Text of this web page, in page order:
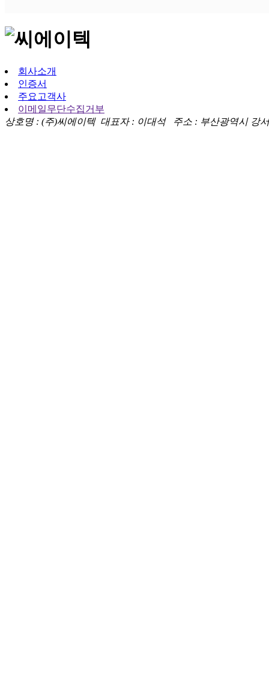
회사소개
인증서
주요고객사
이메일무단수집거부
상호명 : (주)씨에이텍 대표자 : 이대석 주소 : 부산광역시 강